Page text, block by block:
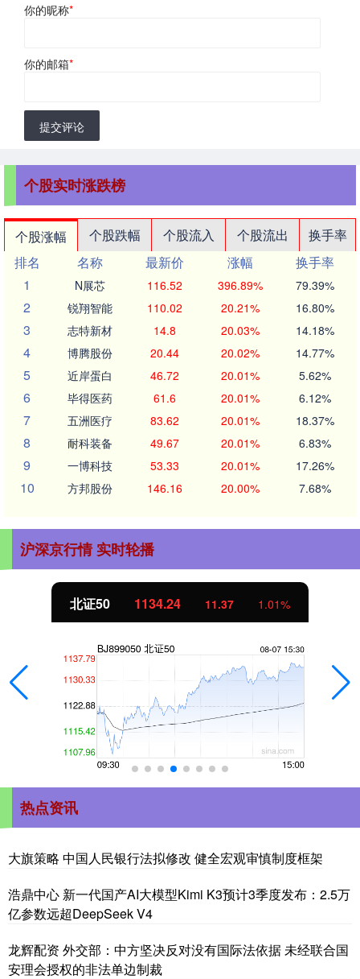
你的昵称*
你的邮箱*
提交评论
个股实时涨跌榜
个股涨幅 个股跌幅 个股流入 个股流出
换手率
排名
名称 最新价 涨幅
换手率
1
N展芯 116.52 396.89% 79.39%
2 锐翔智能 110.02 20.21% 16.80%
3 志特新材 14.8 20.03% 14.18%
4 博腾股份 20.44 20.02% 14.77%
5 近岸蛋白 46.72 20.01% 5.62%
6 毕得医药 61.6 20.01% 6.12%
7 五洲医疗 83.62 20.01% 18.37%
8 耐科装备 49.67 20.01% 6.83%
9 一博科技 53.33 20.01% 17.26%
10 方邦股份 146.16 20.00% 7.68%
沪深京行情 实时轮播
1.01% 创业板指
热点资讯
大旗策略 中国人民银行法拟修改 健全宏观审慎制度框架
浩鼎中心 新一代国产AI大模型Kimi K3预计3季度发布：2.5万
亿参数远超DeepSeek V4
龙辉配资 外交部：中方坚决反对没有国际法依据 未经联合国
安理会授权的非法单边制裁